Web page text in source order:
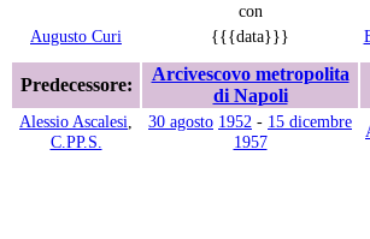
con
Augusto Curi
{{{data}}}
Predecessore:
Arcivescovo metropolita
di Napoli
Alessio Ascalesi
C.PP.S.
30 agosto 1952 - 15 dicembre
1957